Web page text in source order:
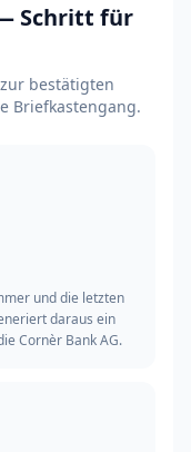
Schritt für
bestätigten
Briefkastengang.
und die letzten
daraus ein
Cornèr Bank AG.